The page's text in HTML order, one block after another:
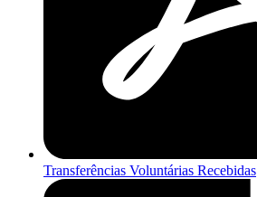
Transferências Voluntárias Recebidas